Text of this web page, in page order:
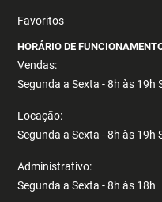
Favoritos
HORÁRIO DE
Vendas:
Segunda a Sexta - 8h às 19h
Locação:
Segunda a Sexta - 8h às 19h
Administrativo:
Segunda a Sexta - 8h às 18h